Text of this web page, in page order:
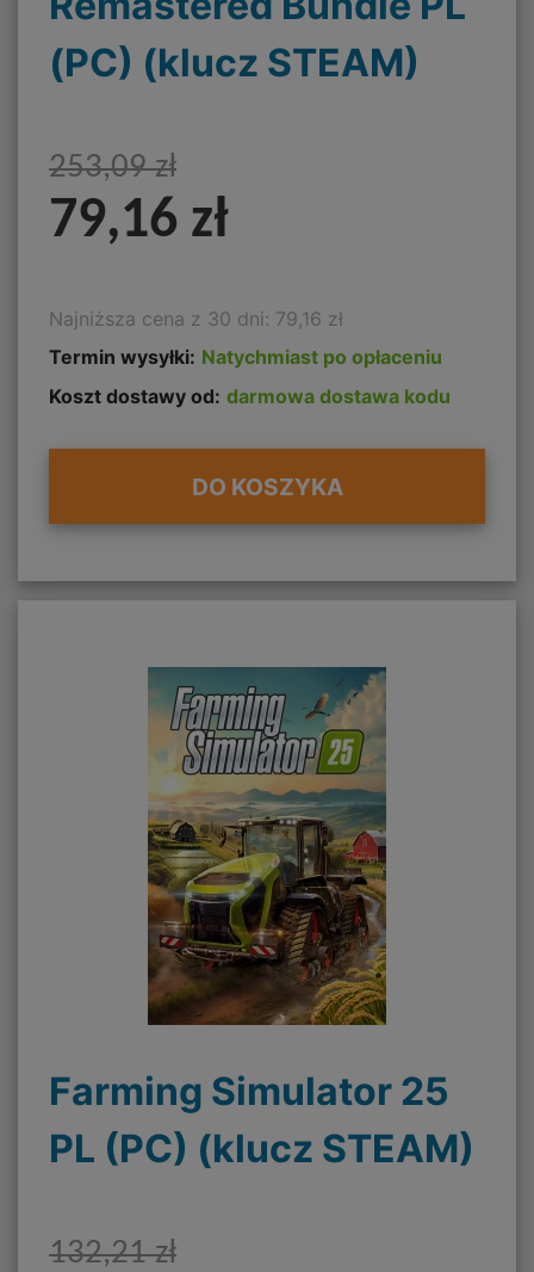
(PC) (klucz STEAM)
253,09 zł
79,16 zł
Najniższa cena z 30 dni: 79,16 zł
Termin wysyłki: Natychmiast po opłaceniu
Koszt dostawy od: darmowa dostawa kodu
DO KOSZYKA
Farming Simulator 25
PL (PC) (klucz STEAM)
132,21 zł